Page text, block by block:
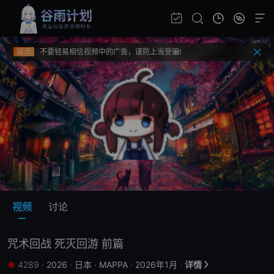
提示
视频载入速度跟网速有关，请耐心等待几秒钟。
提示
提示
如果无法播放请重新刷新页面，或者切换线路。
提示
视频载入速度跟网速有关，请耐心等待几秒钟。
提示
不要轻易相信视频中的广告，谨防上当受骗!
视频 讨论
咒术回战 死灭回游 前篇
 4289 · 2026 · 日本 · MAPPA · 2026年1月 · 详情 